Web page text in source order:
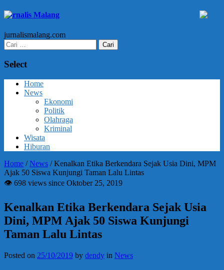
Jurnalis Malang
jurnalismalang.com
Cari
untuk:
Select
Home
News
Ekonomi
Politik
Olahraga
Kriminal
Wisata
Hiburan
Home /News /Kenalkan Etika Berkendara Sejak Usia Dini, MPM
Ajak 50 Siswa Kunjungi Taman Lalu Lintas
👁 698 views since Oktober 25, 2019
Kenalkan Etika Berkendara Sejak Usia
Dini, MPM Ajak 50 Siswa Kunjungi
Taman Lalu Lintas
Posted on 25/10/2019 by dendy in News